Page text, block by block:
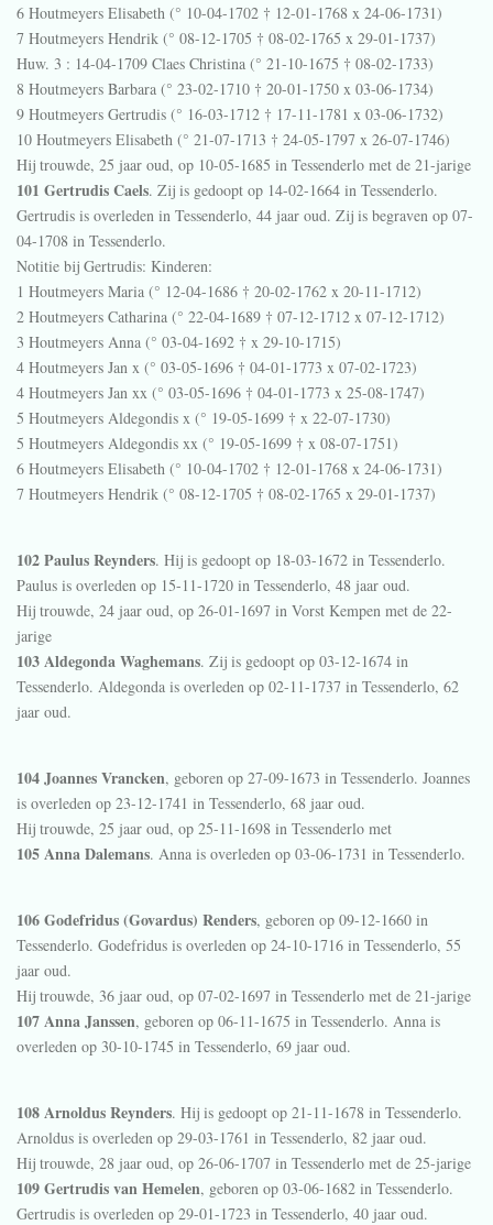
6 Houtmeyers Elisabeth (° 10-04-1702 † 12-01-1768 x 24-06-1731)
7 Houtmeyers Hendrik (° 08-12-1705 † 08-02-1765 x 29-01-1737)
Huw. 3 : 14-04-1709 Claes Christina (° 21-10-1675 † 08-02-1733)
8 Houtmeyers Barbara (° 23-02-1710 † 20-01-1750 x 03-06-1734)
9 Houtmeyers Gertrudis (° 16-03-1712 † 17-11-1781 x 03-06-1732)
10 Houtmeyers Elisabeth (° 21-07-1713 † 24-05-1797 x 26-07-1746)
Hij trouwde, 25 jaar oud, op 10-05-1685 in Tessenderlo met de 21-jarige
101 Gertrudis Caels. Zij is gedoopt op 14-02-1664 in Tessenderlo.
Gertrudis is overleden in Tessenderlo, 44 jaar oud. Zij is begraven op 07-
04-1708 in Tessenderlo.
Notitie bij Gertrudis: Kinderen:
1 Houtmeyers Maria (° 12-04-1686 † 20-02-1762 x 20-11-1712)
2 Houtmeyers Catharina (° 22-04-1689 † 07-12-1712 x 07-12-1712)
3 Houtmeyers Anna (° 03-04-1692 † x 29-10-1715)
4 Houtmeyers Jan x (° 03-05-1696 † 04-01-1773 x 07-02-1723)
4 Houtmeyers Jan xx (° 03-05-1696 † 04-01-1773 x 25-08-1747)
5 Houtmeyers Aldegondis x (° 19-05-1699 † x 22-07-1730)
5 Houtmeyers Aldegondis xx (° 19-05-1699 † x 08-07-1751)
6 Houtmeyers Elisabeth (° 10-04-1702 † 12-01-1768 x 24-06-1731)
7 Houtmeyers Hendrik (° 08-12-1705 † 08-02-1765 x 29-01-1737)
102 Paulus Reynders. Hij is gedoopt op 18-03-1672 in Tessenderlo.
Paulus is overleden op 15-11-1720 in Tessenderlo, 48 jaar oud.
Hij trouwde, 24 jaar oud, op 26-01-1697 in Vorst Kempen met de 22-
jarige
103 Aldegonda Waghemans. Zij is gedoopt op 03-12-1674 in
Tessenderlo. Aldegonda is overleden op 02-11-1737 in Tessenderlo, 62
jaar oud.
104 Joannes Vrancken, geboren op 27-09-1673 in Tessenderlo. Joannes
is overleden op 23-12-1741 in Tessenderlo, 68 jaar oud.
Hij trouwde, 25 jaar oud, op 25-11-1698 in Tessenderlo met
105 Anna Dalemans. Anna is overleden op 03-06-1731 in Tessenderlo.
106 Godefridus (Govardus) Renders, geboren op 09-12-1660 in
Tessenderlo. Godefridus is overleden op 24-10-1716 in Tessenderlo, 55
jaar oud.
Hij trouwde, 36 jaar oud, op 07-02-1697 in Tessenderlo met de 21-jarige
107 Anna Janssen, geboren op 06-11-1675 in Tessenderlo. Anna is
overleden op 30-10-1745 in Tessenderlo, 69 jaar oud.
108 Arnoldus Reynders. Hij is gedoopt op 21-11-1678 in Tessenderlo.
Arnoldus is overleden op 29-03-1761 in Tessenderlo, 82 jaar oud.
Hij trouwde, 28 jaar oud, op 26-06-1707 in Tessenderlo met de 25-jarige
109 Gertrudis van Hemelen, geboren op 03-06-1682 in Tessenderlo.
Gertrudis is overleden op 29-01-1723 in Tessenderlo, 40 jaar oud.